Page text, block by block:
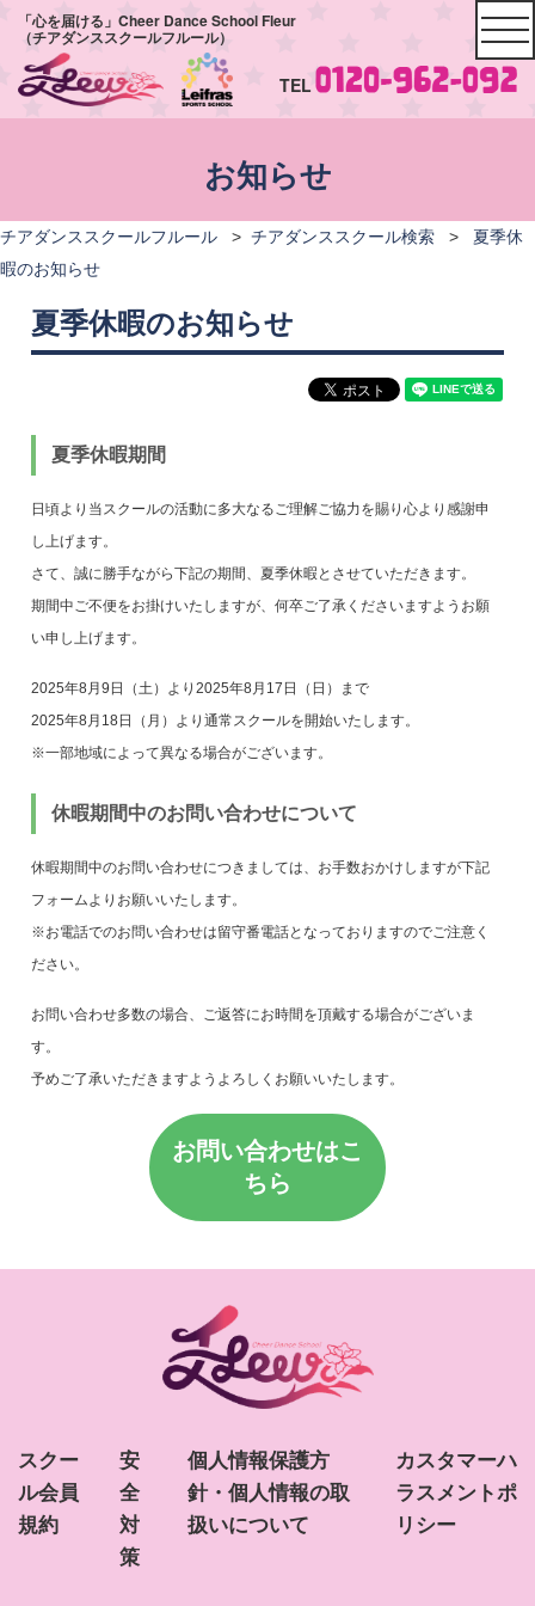
「心を届ける」Cheer Dance School Fleur
（チアダンススクールフルール）
TEL
お知らせ
チアダンススクールフルール > チアダンススクール検索 >
夏季休
暇のお知らせ
夏季休暇のお知らせ
夏季休暇期間
日頃より当スクールの活動に多大なるご理解ご協力を賜り心より感謝申
し上げます。
さて、誠に勝手ながら下記の期間、夏季休暇とさせていただきます。
期間中ご不便をお掛けいたしますが、何卒ご了承くださいますようお願
い申し上げます。
2025年8月9日（土）より2025年8月17日（日）まで
2025年8月18日（月）より通常スクールを開始いたします。
※一部地域によって異なる場合がございます。
休暇期間中のお問い合わせについて
休暇期間中のお問い合わせにつきましては、お手数おかけしますが下記
フォームよりお願いいたします。
※お電話でのお問い合わせは留守番電話となっておりますのでご注意く
ださい。
お問い合わせ多数の場合、ご返答にお時間を頂戴する場合がございま
す。
予めご了承いただきますようよろしくお願いいたします。
お問い合わせはこ
ちら
スクー
ル会員
規約
安
全
対
策
個人情報保護方
針・個人情報の取
扱いについて
カスタマーハ
ラスメントポ
リシー